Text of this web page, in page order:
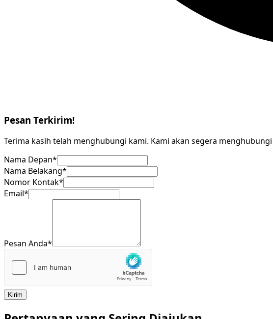
Pesan Terkirim!
Terima kasih telah menghubungi kami. Kami akan segera
Nama Depan*
Nama Belakang*
Nomor Kontak*
Email*
Pesan Anda*
Kirim